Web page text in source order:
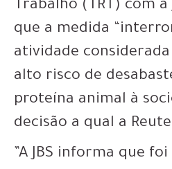
Trabalho (TRT) com
que a medida
atividade
alto risco de
proteína animal à
decisão a qual a
”A JBS informa que